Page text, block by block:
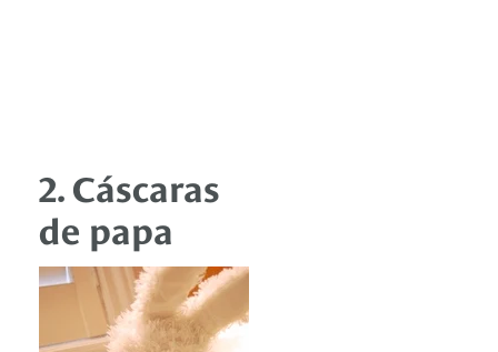
2. Cáscaras
de papa